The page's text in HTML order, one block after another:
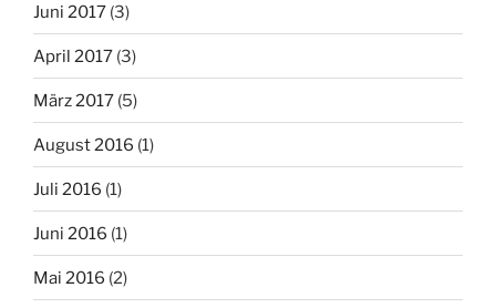
Juni 2017 (3)
April 2017 (3)
März 2017 (5)
August 2016 (1)
Juli 2016 (1)
Juni 2016 (1)
Mai 2016 (2)